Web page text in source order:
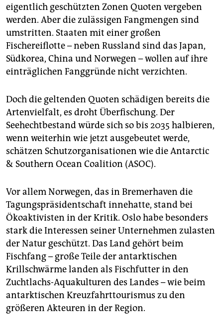
eigentlich geschützten Zonen Quoten vergeben
werden. Aber die zulässigen Fangmengen sind
umstritten. Staaten mit einer großen
Fischereiflotte – neben Russland sind das Japan,
Südkorea, China und Norwegen – wollen auf ihre
einträglichen Fanggründe nicht verzichten.
Doch die geltenden Quoten schädigen bereits die
Artenvielfalt, es droht Überfischung. Der
Seehechtbestand würde sich so bis 2035 halbieren,
wenn weiterhin wie jetzt ausgebeutet werde,
schätzen Schutzorganisationen wie die Antarctic
& Southern Ocean Coalition (ASOC).
Vor allem Norwegen, das in Bremerhaven die
Tagungspräsidentschaft innehatte, stand bei
Ökoaktivisten in der Kritik. Oslo habe besonders
stark die Interessen seiner Unternehmen zulasten
der Natur geschützt. Das Land gehört beim
Fischfang – große Teile der antarktischen
Krillschwärme landen als Fischfutter in den
Zuchtlachs-Aquakulturen des Landes – wie beim
antarktischen Kreuzfahrttourismus zu den
größeren Akteuren in der Region.